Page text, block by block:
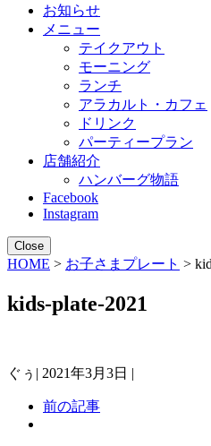
お知らせ
メニュー
テイクアウト
モーニング
ランチ
アラカルト・カフェ
ドリンク
パーティープラン
店舗紹介
ハンバーグ物語
Facebook
Instagram
Close
HOME > お子さまプレート >
kids-plate-2021
ぐぅ | 2021年3月3日 |
前の記事